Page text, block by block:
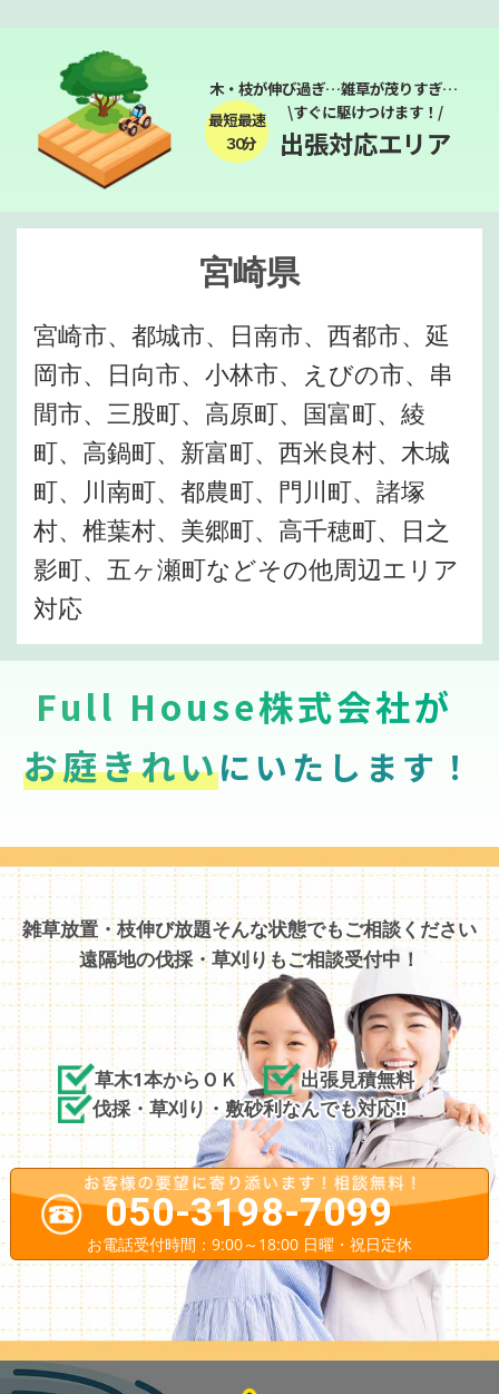
木・枝が伸び過ぎ…雑草が茂りすぎ…
最短最速
３０分
\すぐに駆けつけます！/
出張対応エリア
宮崎県
宮崎市、都城市、日南市、西都市、延
岡市、日向市、小林市、えびの市、串
間市、三股町、高原町、国富町、綾
町、高鍋町、新富町、西米良村、木城
町、川南町、都農町、門川町、諸塚
村、椎葉村、美郷町、高千穂町、日之
影町、五ヶ瀬町などその他周辺エリア
対応
Full House株式会社が
お庭きれいにいたします！
雑草放置・枝伸び放題そんな状態でもご相談ください
遠隔地の伐採・草刈りもご相談受付中！
草木1本からＯＫ
出張見積無料
伐採・草刈り・敷砂利なんでも対応!!
050-3198-7099
お電話受付時間：9:00～18:00 日曜・祝日定休